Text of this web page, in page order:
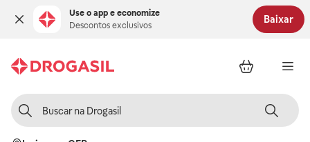
Use o app e economize
Descontos exclusivos
Baixar